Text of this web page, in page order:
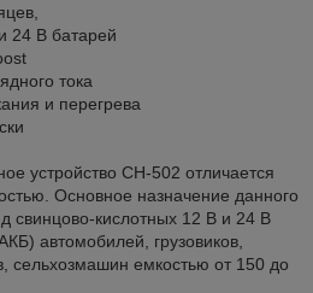
24 В батарей
тока
и перегрева
устройство CH-502 отличается
Основное назначение данного
свинцово-кислотных 12 В и 24 В
автомобилей, грузовиков,
сельхозмашин емкостью от 150 до